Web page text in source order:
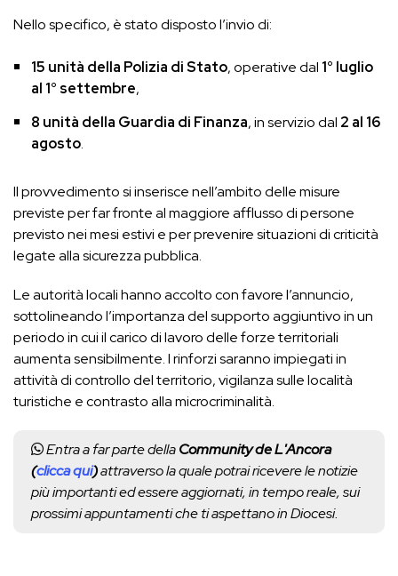
Nello specifico, è stato disposto l’invio di:
15 unità della Polizia di Stato, operative dal 1° luglio
al 1° settembre,
8 unità della Guardia di Finanza, in servizio dal 2 al 16
agosto.
Il provvedimento si inserisce nell’ambito delle misure
previste per far fronte al maggiore afflusso di persone
previsto nei mesi estivi e per prevenire situazioni di criticità
legate alla sicurezza pubblica.
Le autorità locali hanno accolto con favore l’annuncio,
sottolineando l’importanza del supporto aggiuntivo in un
periodo in cui il carico di lavoro delle forze territoriali
aumenta sensibilmente. I rinforzi saranno impiegati in
attività di controllo del territorio, vigilanza sulle località
turistiche e contrasto alla microcriminalità.
Entra a far parte dellaCommunity de L'Ancora
(clicca qui)attraverso la quale potrai ricevere le notizie
più importanti ed essere aggiornati, in tempo reale, sui
prossimi appuntamenti che ti aspettano in Diocesi.